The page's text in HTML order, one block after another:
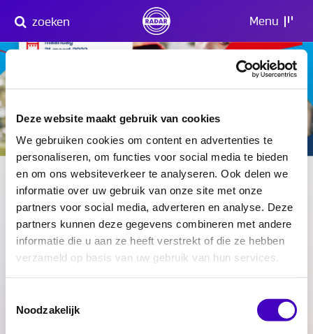
Deze website maakt gebruik van cookies
We gebruiken cookies om content en advertenties te
personaliseren, om functies voor social media te bieden
en om ons websiteverkeer te analyseren. Ook delen we
informatie over uw gebruik van onze site met onze
partners voor social media, adverteren en analyse. Deze
partners kunnen deze gegevens combineren met andere
informatie die u aan ze heeft verstrekt of die ze hebben
verzameld op basis van uw gebruik van hun services.
Noodzakelijk
naar
content
zoeken Menu
21 maart 2022
Livestream aftrap Week
tegen racisme
Bekijk de livestreamhier.
Delen: